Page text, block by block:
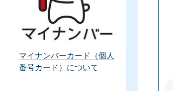
マイナンバーカード（個人
番号カード）について